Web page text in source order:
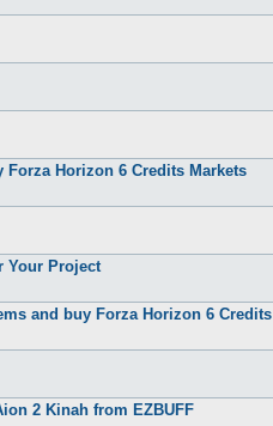
Forza Horizon 6 Credits Markets
Your Project
and buy Forza Horizon 6 Credits
2 Kinah from EZBUFF